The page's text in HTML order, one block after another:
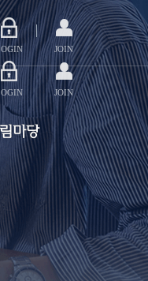
JOIN
JOIN
마당